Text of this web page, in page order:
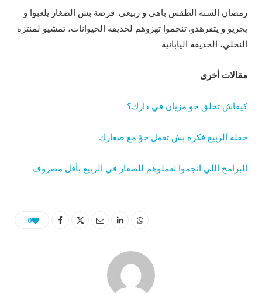
رمضان السنه الطقس باهي و ربيعي. فرصة بش الصغار يلعبوا و
يجريو و يتفرهدو. تنجموا تهزوهم لحديقة الحيوانات، تمشيو لمنتزه
النحلي، الحديقة اليابانية
مقالات أخرى
كيفاش تخلق جو مزيان في دارك؟
حفلة الربيع فكرة بش تعمل جوّ مع صغارك
البرامج اللي انجموا نعملوهم للصغار في الربيع بأقل مصروف
0